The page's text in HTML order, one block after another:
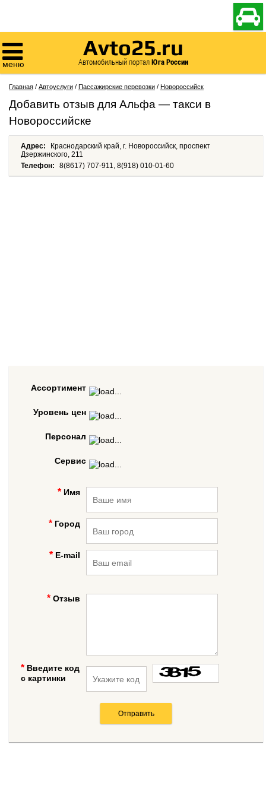


меню
Avto25.ru
Автомобильный порталЮга России
Главная / Автоуслуги / Пассажирские перевозки / Новороссийск
Добавить отзыв для Альфа — такси в
Новороссийске
Адрес:
Краснодарский край, г. Новороссийск, проспект
Дзержинского, 211
Телефон:
8(8617) 707-911, 8(918) 010-01-60
Ассортимент
Уровень цен
Персонал
Сервис
Имя
Город
E-mail
Отзыв
Введите код
с картинки